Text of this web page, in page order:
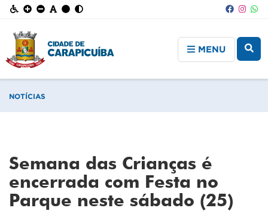
MENU
NOTÍCIAS
Semana das Crianças é
encerrada com Festa no
Parque neste sábado (25)